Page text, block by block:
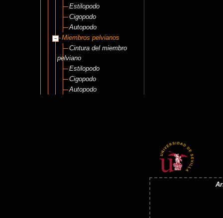
Estilopodo
Cigopodo
Autopodo
Miembros pelvianos
Cintura del miembro
pelviano
Estilopodo
Cigopodo
Autopodo